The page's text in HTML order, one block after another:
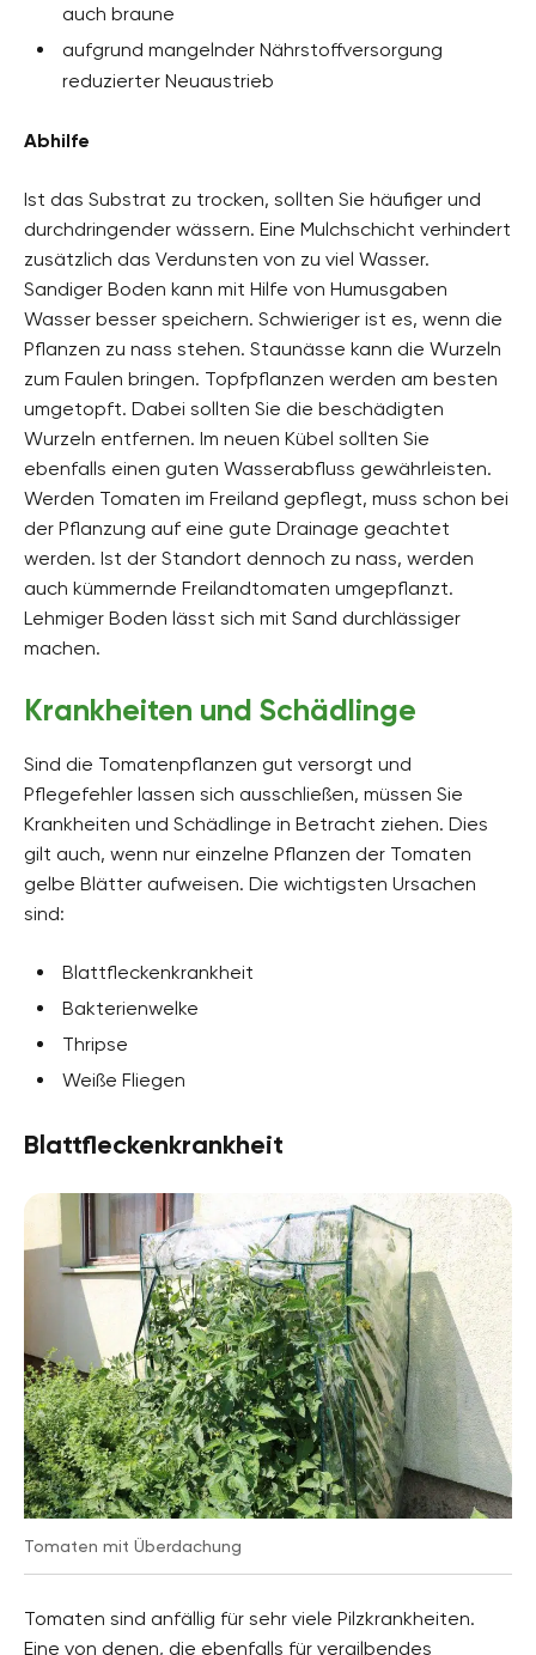
auch braune
aufgrund mangelnder Nährstoffversorgung
reduzierter Neuaustrieb
Abhilfe
Ist das Substrat zu trocken, sollten Sie häufiger und
durchdringender wässern. Eine Mulchschicht verhindert
zusätzlich das Verdunsten von zu viel Wasser.
Sandiger Boden kann mit Hilfe von Humusgaben
Wasser besser speichern. Schwieriger ist es, wenn die
Pflanzen zu nass stehen. Staunässe kann die Wurzeln
zum Faulen bringen. Topfpflanzen werden am besten
umgetopft. Dabei sollten Sie die beschädigten
Wurzeln entfernen. Im neuen Kübel sollten Sie
ebenfalls einen guten Wasserabfluss gewährleisten.
Werden Tomaten im Freiland gepflegt, muss schon bei
der Pflanzung auf eine gute Drainage geachtet
werden. Ist der Standort dennoch zu nass, werden
auch kümmernde Freilandtomaten umgepflanzt.
Lehmiger Boden lässt sich mit Sand durchlässiger
machen.
Krankheiten und Schädlinge
Sind die Tomatenpflanzen gut versorgt und
Pflegefehler lassen sich ausschließen, müssen Sie
Krankheiten und Schädlinge in Betracht ziehen. Dies
gilt auch, wenn nur einzelne Pflanzen der Tomaten
gelbe Blätter aufweisen. Die wichtigsten Ursachen
sind:
Blattfleckenkrankheit
Bakterienwelke
Thripse
Weiße Fliegen
Blattfleckenkrankheit
Tomaten mit Überdachung
Tomaten sind anfällig für sehr viele Pilzkrankheiten.
Eine von denen, die ebenfalls für vergilbendes